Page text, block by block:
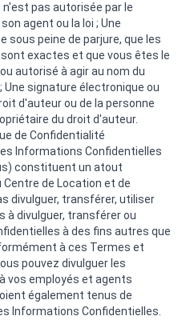
pas autorisée par le
agent ou la loi ; Une
sous peine de parjure, que les
exactes et que vous êtes le
autorisé à agir au nom du
signature électronique ou
d'auteur ou de la personne
du droit d'auteur.
de Confidentialité
Informations Confidentielles
constituent un atout
de Location et de
divulguer, transférer, utiliser
à divulguer, transférer ou
à des fins autres que
à ces Termes et
pouvez divulguer les
vos employés et agents
également tenus de
Informations Confidentielles.